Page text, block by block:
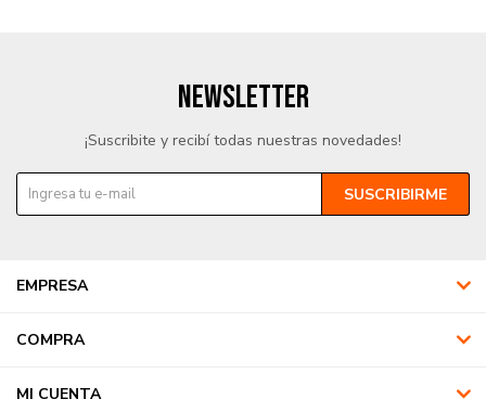
EMPRESA
COMPRA
MI CUENTA
NEWSLETTER
¡Suscribite y recibí todas nuestras novedades!
SUSCRIBIRME